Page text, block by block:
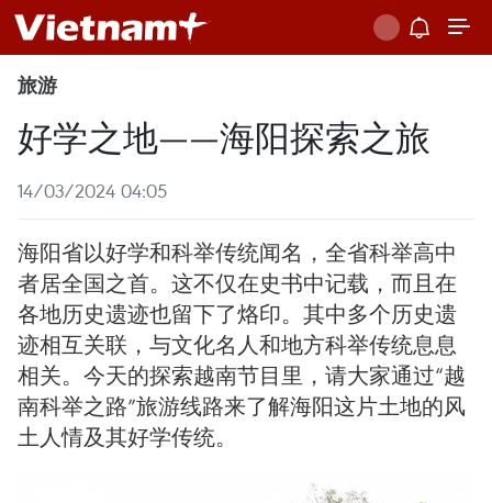
旅游
好学之地——海阳探索之旅
14/03/2024 04:05
海阳省以好学和科举传统闻名，全省科举高中
者居全国之首。这不仅在史书中记载，而且在
各地历史遗迹也留下了烙印。其中多个历史遗
迹相互关联，与文化名人和地方科举传统息息
相关。今天的探索越南节目里，请大家通过“越
南科举之路”旅游线路来了解海阳这片土地的风
土人情及其好学传统。